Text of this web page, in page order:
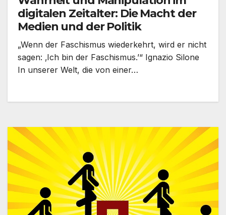
digitalen Zeitalter: Die Macht der
Medien und der Politik
„Wenn der Faschismus wiederkehrt, wird er nicht
sagen: ‚Ich bin der Faschismus.’“ Ignazio Silone
In unserer Welt, die von einer…